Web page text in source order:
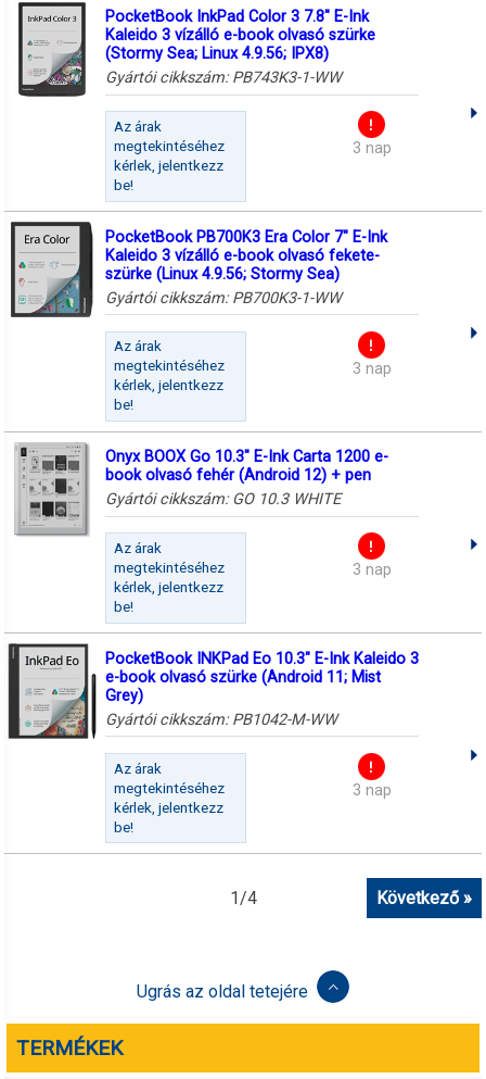
PocketBook InkPad Color 3 7.8" E-Ink
Kaleido 3 vízálló e-book olvasó szürke
(Stormy Sea; Linux 4.9.56; IPX8)
Gyártói cikkszám: PB743K3-1-WW
Az árak
megtekintéséhez
kérlek, jelentkezz
be!
3 nap
PocketBook PB700K3 Era Color 7" E-Ink
Kaleido 3 vízálló e-book olvasó fekete-
szürke (Linux 4.9.56; Stormy Sea)
Gyártói cikkszám: PB700K3-1-WW
Az árak
megtekintéséhez
kérlek, jelentkezz
be!
3 nap
Onyx BOOX Go 10.3" E-Ink Carta 1200 e-
book olvasó fehér (Android 12) + pen
Gyártói cikkszám: GO 10.3 WHITE
Az árak
megtekintéséhez
kérlek, jelentkezz
be!
3 nap
PocketBook INKPad Eo 10.3" E-Ink Kaleido 3
e-book olvasó szürke (Android 11; Mist
Grey)
Gyártói cikkszám: PB1042-M-WW
Az árak
megtekintéséhez
kérlek, jelentkezz
be!
3 nap
1/4 Következő »
Ugrás az oldal tetejére
TERMÉKEK